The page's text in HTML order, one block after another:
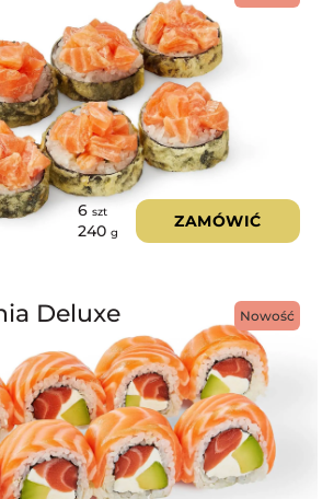
6 szt
240 g
ZAMÓWIĆ
Nowość
Deluxe